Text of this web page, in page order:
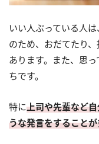
いい人ぶっている人
のため、おだてたり
あります。また、思
ちです。
特に上司や先輩など
うな発言をすること